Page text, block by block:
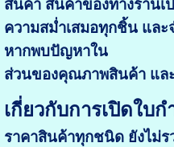
สินค้า สินค้าของทางร้าน
ความสม่ำเสมอทุกชิ้น แล
หากพบปัญหาใน
ส่วนของคุณภาพสินค้า แล
เกี่ยวกับการเปิดใบ
ราคาสินค้าทุกชนิด ยังไม่ร